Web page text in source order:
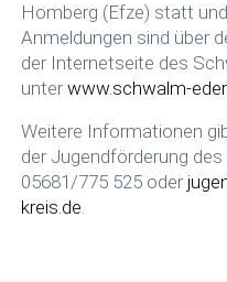
Homberg (Efze) statt
Anmeldungen sind über
der Internetseite des
unterwww.schwalm-
Weitere Informationen
der Jugendförderung
05681/775 525 oder
kreis.de.